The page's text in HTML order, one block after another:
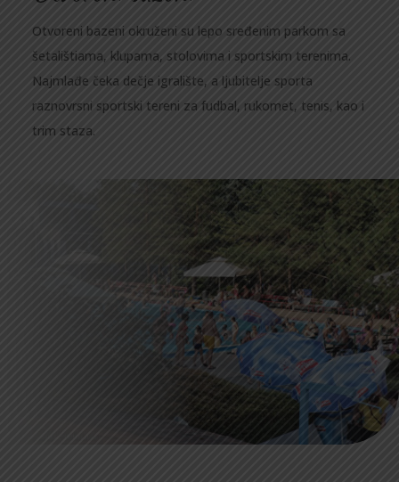
Otvoreni bazeni okruženi su lepo sređenim parkom sa
šetalištiama, klupama, stolovima i sportskim terenima.
Najmlađe čeka dečje igralište, a ljubitelje sporta
raznovrsni sportski tereni za fudbal, rukomet, tenis, kao i
trim staza.